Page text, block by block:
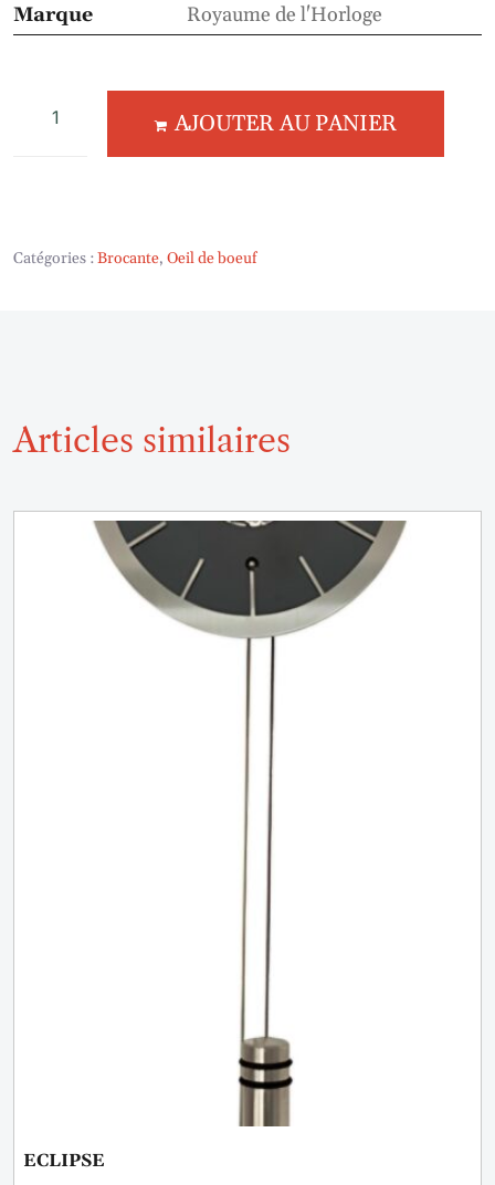
Marque Royaume de l'Horloge
AJOUTER AU PANIER
Catégories :Brocante, Oeil de boeuf
Articles similaires
ECLIPSE